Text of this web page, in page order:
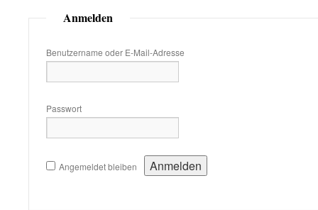
Anmelden
Benutzername oder E-Mail-Adresse
Passwort
Angemeldet bleiben